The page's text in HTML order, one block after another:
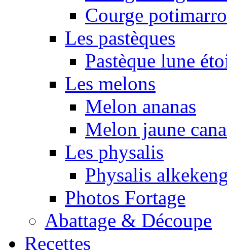
Courge
Les pastèques
Pastèque lune
Les melons
Melon ananas
Melon jaune
Les physalis
Physalis
Photos Fortage
Abattage & Découpe
Recettes